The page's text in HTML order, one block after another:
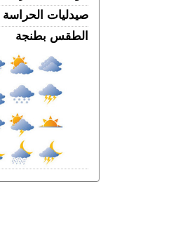
المرفوقين مسألة مبدأ
الملكية
رسمياً “أمان”
تكنولوجيا مغربية
الخميس 06 غشت | 21:01
اندلاع حرائق الغابات
الربـــاط.. تفاصيل
لقيادة الفيفا
صيدليات الحراسة
الطقس بطنجة